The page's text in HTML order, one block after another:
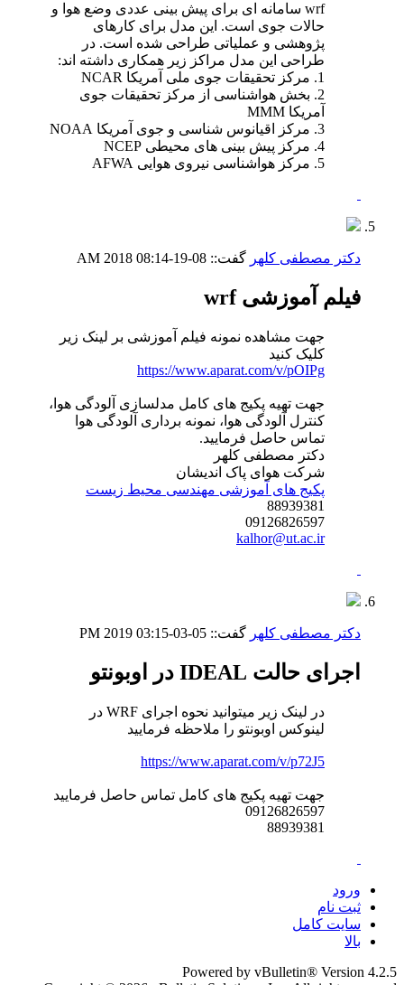
wrf سامانه ای برای پیش بینی عددی وضع هوا و
حالات جوی است. این مدل برای کارهای
پژوهشی و عملیاتی طراحی شده است. در
طراحی این مدل مراکز زیر همکاری داشته اند:
1. مرکز تحقیقات جوی ملی آمریکا NCAR
2. بخش هواشناسی از مرکز تحقیقات جوی
آمریکا MMM
3. مرکز اقیانوس شناسی و جوی آمریکا NOAA
4. مرکز پیش بینی های محیطی NCEP
5. مرکز هواشناسی نیروی هوایی AFWA
دکتر مصطفی کلهر گفت:: 08-19-2018
08:14 AM
فیلم آموزشی wrf
جهت مشاهده نمونه فیلم آموزشی بر لینک زیر
کلیک کنید
https://www.aparat.com/v/pOIPg
جهت تهیه پکیج های کامل مدلسازی آلودگی هوا،
کنترل آلودگی هوا، نمونه برداری آلودگی هوا
تماس حاصل فرمایید.
دکتر مصطفی کلهر
شرکت هوای پاک اندیشان
پکیج های آموزشی مهندسی محیط زیست
88939381
09126826597
kalhor@ut.ac.ir
دکتر مصطفی کلهر گفت:: 05-03-2019
03:15 PM
اجرای حالت IDEAL در اوبونتو
در لینک زیر میتوانید نحوه اجرای WRF در
لینوکس اوبونتو را ملاحظه فرمایید
https://www.aparat.com/v/p72J5
جهت تهیه پکیج های کامل تماس حاصل فرمایید
09126826597
88939381
ورود
ثبت نام
سایت کامل
بالا
Powered by vBulletin® Version 4.2.5